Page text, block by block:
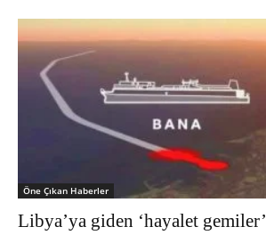
Öne Çıkan Haberler
Libya’ya giden ‘hayalet gemiler’